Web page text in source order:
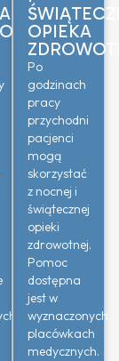
OPIEKA
Po
godzinach
pracy
przychodni
pacjenci
mogą
skorzystać
z nocnej i
świątecznej
opieki
zdrowotnej.
Pomoc
dostępna
jest w
wyznaczonych
placówkach
medycznych.